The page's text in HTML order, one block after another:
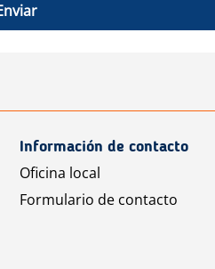
Información de contacto
Oficina local
Formulario de contacto